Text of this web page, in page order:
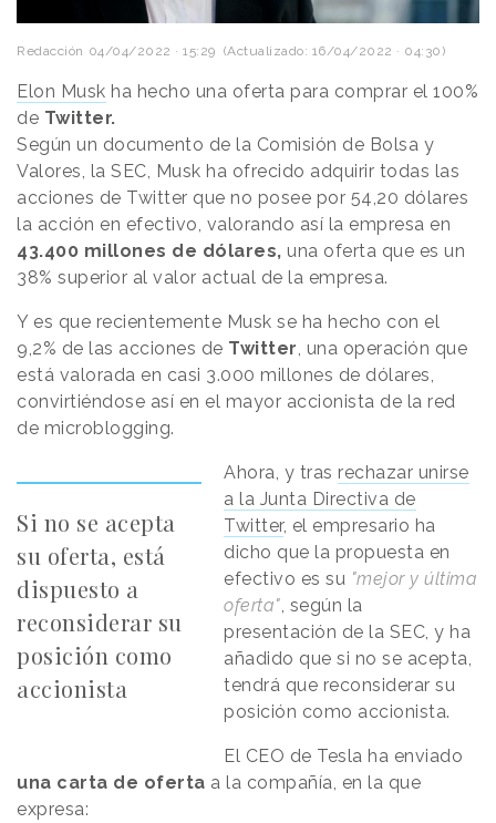
Redacción 04/04/2022 · 15:29 (Actualizado: 16/04/2022 · 04:30)
Elon Musk ha hecho una oferta para comprar el 100%
de Twitter.
Según un documento de la Comisión de Bolsa y
Valores, la SEC, Musk ha ofrecido adquirir todas las
acciones de Twitter que no posee por 54,20 dólares
la acción en efectivo, valorando así la empresa en
43.400 millones de dólares, una oferta que es un
38% superior al valor actual de la empresa.
Y es que recientemente Musk se ha hecho con el
9,2% de las acciones de Twitter , una operación que
está valorada en casi 3.000 millones de dólares,
convirtiéndose así en el mayor accionista de la red
de microblogging.
Si no se acepta
su oferta, está
dispuesto a
reconsiderar su
posición como
accionista
Ahora, y tras rechazar unirse
a la Junta Directiva de
Twitter, el empresario ha
dicho que la propuesta en
efectivo es su "mejor y última
oferta" , según la
presentación de la SEC, y ha
añadido que si no se acepta,
tendrá que reconsiderar su
posición como accionista.
El CEO de Tesla ha enviado
una carta de oferta a la compañía, en la que
expresa: